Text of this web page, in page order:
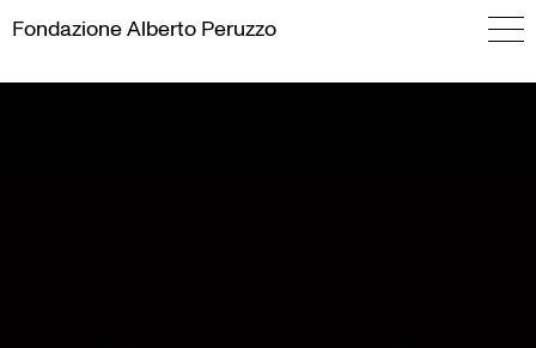
toFondazioneAlberto Peruzzo